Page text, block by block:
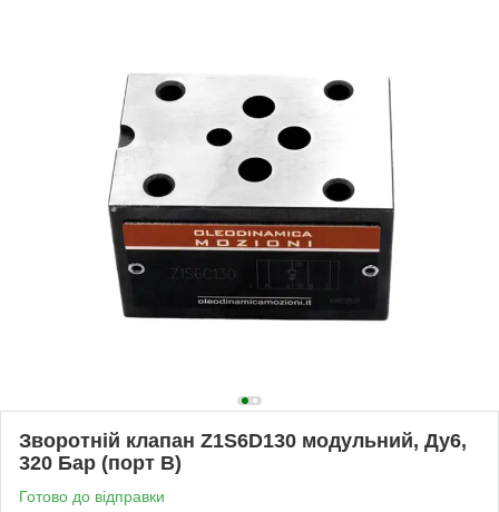
Зворотній клапан Z1S6D130 модульний, Ду6,
320 Бар (порт В)
Готово до відправки